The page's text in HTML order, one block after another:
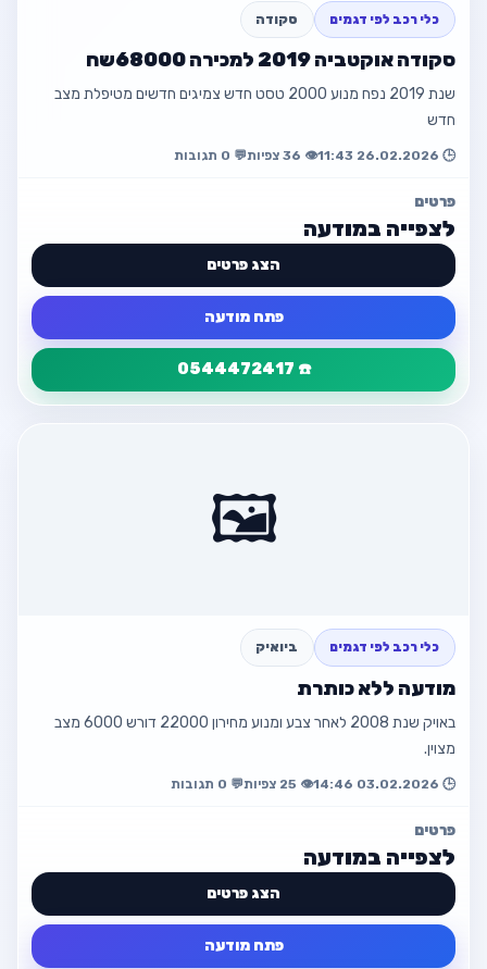
חזור למודעה
כלי רכב לפי דגמים סקודה
סקודה אוקטביה 2019 למכירה 68000שח
שנת 2019 נפח מנוע 2000 טסט חדש צמיגים חדשים מטיפלת מצב
חדש
🕒 26.02.2026 11:43 👁️ 36 צפיות 💬 0 תגובות
פרטים
לצפייה במודעה
הצג פרטים
פתח מודעה
☎️ 0544472417
חזור למודעה
🖼️
כלי רכב לפי דגמים ביואיק
מודעה ללא כותרת
באויק שנת 2008 לאחר צבע ומנוע מחירון 22000 דורש 6000 מצב
מצוין.
🕒 03.02.2026 14:46 👁️ 25 צפיות 💬 0 תגובות
פרטים
לצפייה במודעה
הצג פרטים
פתח מודעה